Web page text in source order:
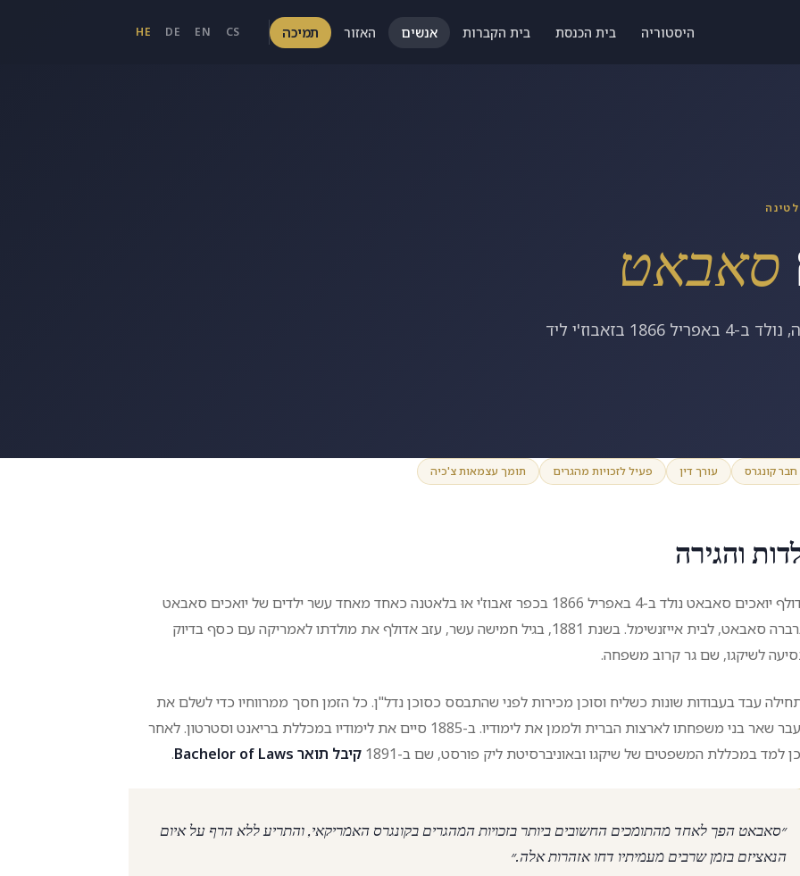
היסטוריה בית הכנסת בית הקברות אנשים האזור תמיכה CS
EN
DE
HE
סאבאט
חבר קונגרס אמריקאי בכיר, תומך עצמאות צ'כוסלובקיה, נולד ב-4 באפריל 1866 בזאבוז'י ליד
חבר קונגרס עורך דין פעיל לזכויות מהגרים תומך עצמאות צ'כיה
והגירה
אדולף יואכים סאבאט נולד ב-4 באפריל 1866 בכפר זאבוז'י אוּ בלאטנה כאחד מאחד עשר ילדים של יואכים סאבאט
וברברה סאבאט, לבית אייזנשימל. בשנת 1881, בגיל חמישה עשר, עזב אדולף את מולדתו לאמריקה עם כסף בדיוק
לשיקגו, שם גר קרוב משפחה.
עבד בעבודות שונות כשליח וסוכן מכירות לפני שהתבסס כסוכן נדל"ן. כל הזמן חסך ממרווחיו כדי לשלם את
מעבר שאר בני משפחתו לארצות הברית ולממן את לימודיו. ב-1885 סיים את לימודיו במכללת בריאנט וסטרטון. לאחר
למד במכללת המשפטים של שיקגו ובאוניברסיטת ליק פורסט, שם ב-1891
קיבל תואר Bachelor of Laws .
״סאבאט הפך לאחד מהתומכים החשובים ביותר בזכויות המהגרים בקונגרס האמריקאי, והתריע ללא הרף על איום
הנאציזם בזמן שרבים מעמיתיו דחו אזהרות אלה.״